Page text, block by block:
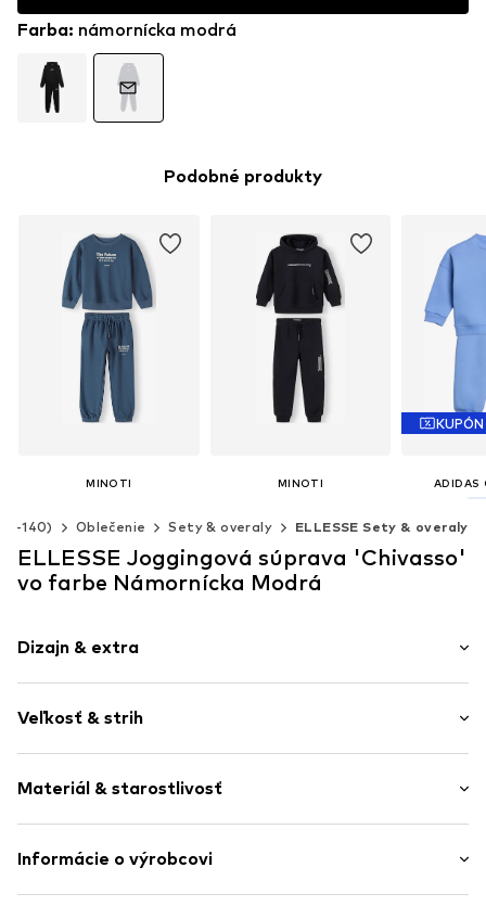
Farba: námornícka modrá
Podobné produkty
MINOTI
Pridať do košíka
MINOTI
Pridať do košíka
KUPÓN
ADIDAS
Posledná
140) Oblečenie Sety & overaly ELLESSE Sety & overaly
ELLESSE Joggingová súprava 'Chivasso'
vo farbe Námornícka Modrá
Dizajn & extra
Teplákovina
Rovný spodný lem
Rebrované manžety
Mäkký omak
Veľkosť & strih
Dĺžka: Dlhá / Maxi
Materiál & starostlivosť
Materiál: 70% Bavlna, 30% Polyester - PES
Informácie o výrobcovi